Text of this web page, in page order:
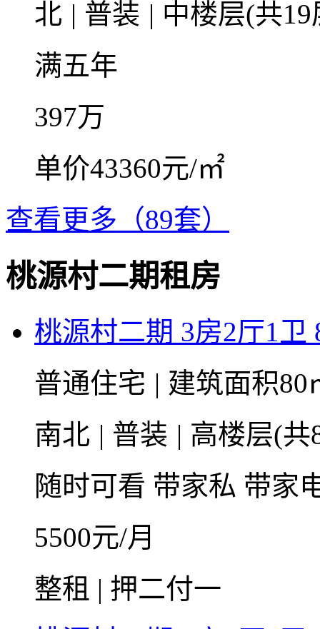
北 | 普装 | 中楼层(共
满五年
397万
单价43360元/㎡
查看更多（89套）
桃源村二期租房
桃源村二期 3房2厅1卫
普通住宅 | 建筑面积
南北 | 普装 | 高楼层(
随时可看 带家私 带家
5500元/月
整租 | 押二付一